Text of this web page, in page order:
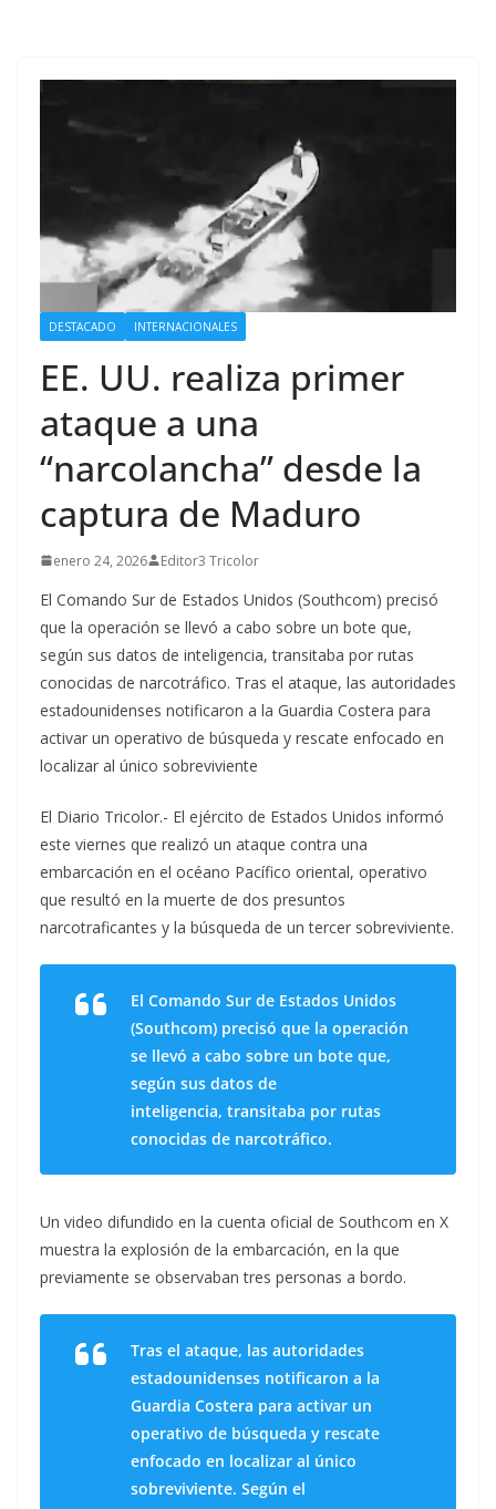
DESTACADO INTERNACIONALES
EE. UU. realiza primer
ataque a una
“narcolancha” desde la
captura de Maduro
enero 24, 2026 Editor3 Tricolor
El Comando Sur de Estados Unidos (Southcom) precisó
que la operación se llevó a cabo sobre un bote que,
según sus datos de inteligencia, transitaba por rutas
conocidas de narcotráfico. Tras el ataque, las autoridades
estadounidenses notificaron a la Guardia Costera para
activar un operativo de búsqueda y rescate enfocado en
localizar al único sobreviviente
El Diario Tricolor.- El ejército de Estados Unidos informó
este viernes que realizó un ataque contra una
embarcación en el océano Pacífico oriental, operativo
que resultó en la muerte de dos presuntos
narcotraficantes y la búsqueda de un tercer sobreviviente.
El Comando Sur de Estados Unidos
(Southcom) precisó que la operación
se llevó a cabo sobre un bote que,
según sus datos de
inteligencia, transitaba por rutas
conocidas de narcotráfico.
Un video difundido en la cuenta oficial de Southcom en X
muestra la explosión de la embarcación, en la que
previamente se observaban tres personas a bordo.
Tras el ataque, las autoridades
estadounidenses notificaron a la
Guardia Costera para activar un
operativo de búsqueda y rescate
enfocado en localizar al único
sobreviviente. Según el